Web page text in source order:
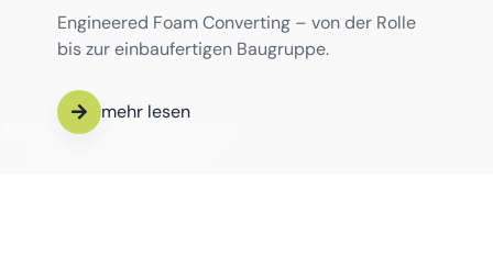
Engineered Foam Converting – von der Rolle
bis zur einbaufertigen Baugruppe.
mehr lesen